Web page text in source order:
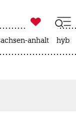

taz zahl ich
anhalt